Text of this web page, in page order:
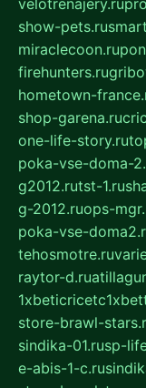
show-pets.ru
miraclecoon.ru
firehunters.ru
hometown-
shop-garena.ru
one-life-story.ru
poka-vse-doma-
g2012.rutst-1.ru
g-2012.ruops-
poka-vse-
tehosmotre.ru
raytor-d.ru
store-brawl-
sindika-01.rusp-
e-abis-1-c.ru